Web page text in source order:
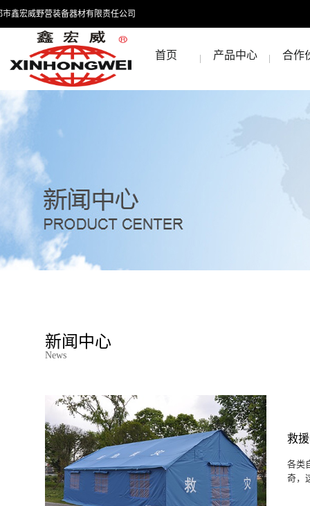
市鑫宏威野营装备器材有限责任公司
首页 产品中心 合作
新闻中心
News
救
各类
奇，